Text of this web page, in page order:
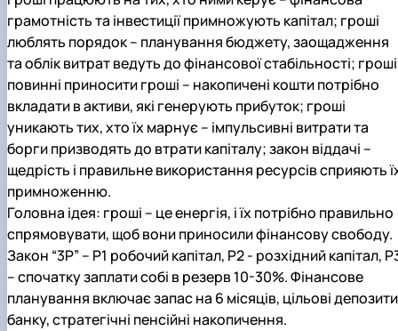
грамотність та інвестиції примножують капітал; гроші
люблять порядок – планування бюджету, заощадження
та облік витрат ведуть до фінансової стабільності; гроші
повинні приносити гроші – накопичені кошти потрібно
вкладати в активи, які генерують прибуток; гроші
уникають тих, хто їх марнує – імпульсивні витрати та
борги призводять до втрати капіталу; закон віддачі –
щедрість і правильне використання ресурсів сприяють
примноженню.
Головна ідея: гроші – це енергія, і їх потрібно правильно
спрямовувати, щоб вони приносили фінансову свободу.
Закон “3P” – P1 робочий капітал, Р2 - розхідний капітал,
– спочатку заплати собі в резерв 10-30%. Фінансове
планування включає запас на 6 місяців, цільові депозити
банку, стратегічні пенсійні накопичення.